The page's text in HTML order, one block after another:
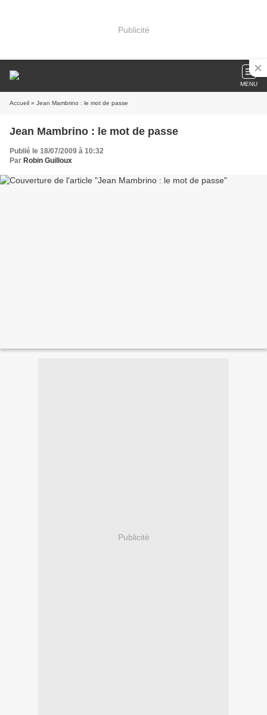
Publicité
MENU
Accueil » Jean Mambrino : le mot de passe
Jean Mambrino : le mot de passe
Publié le 18/07/2009 à 10:32
Par Robin Guilloux
Publicité